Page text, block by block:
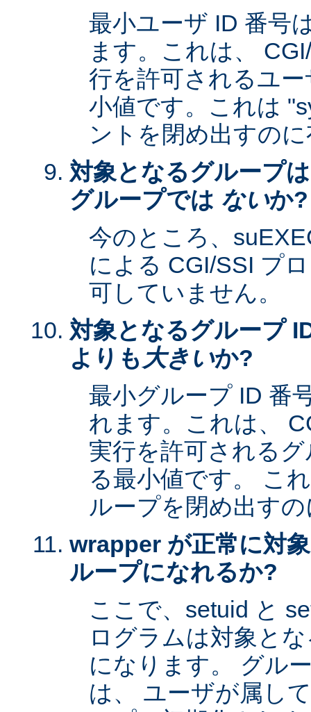
最小ユーザ ID 番号
ます。これは、
行を許可されるユ
小値です。これは
ントを閉め出すの
対象となるグループ
グループでは ないか?
今のところ、
による CGI/SSI プ
可していません。
対象となるグループ
よりも 大きいか?
最小グループ ID 番
れます。これは、
実行を許可される
る最小値です。 こ
ループを閉め出す
wrapper が正常に対
ループになれるか?
ここで、setuid と
ログラムは対象と
になります。 グル
は、 ユーザが属し